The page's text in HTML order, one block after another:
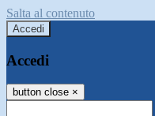
Salta al contenuto
Accedi
Accedi
button close ×